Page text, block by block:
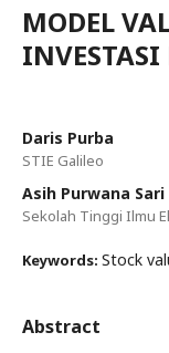
MODEL
Daris Purba
STIE Galileo
Asih Purwana Sari
Sekolah Tinggi Ilmu
Keywords: Stock
Abstract